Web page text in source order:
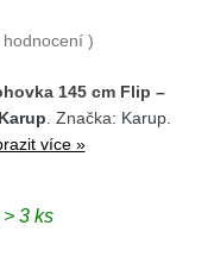
hodnocení )
145 cm Flip –
Karup . Značka: Karup.
více »
3 ks